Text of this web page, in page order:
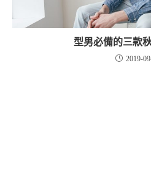
型男必備的三款
2019-